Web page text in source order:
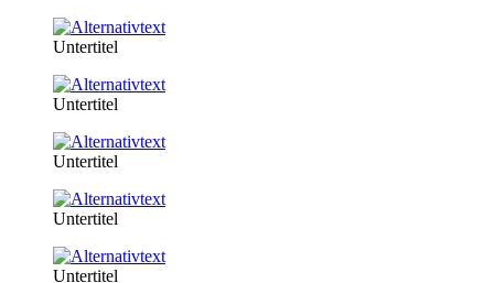
Untertitel
Untertitel
Untertitel
Untertitel
Untertitel